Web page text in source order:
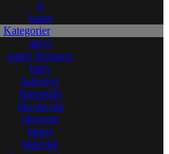
is
kager
Kategorier
akryl
andre bloggere
baby
badesjov
Barnedåb
bla bla bla
blogtræf
bøger
børnetøj